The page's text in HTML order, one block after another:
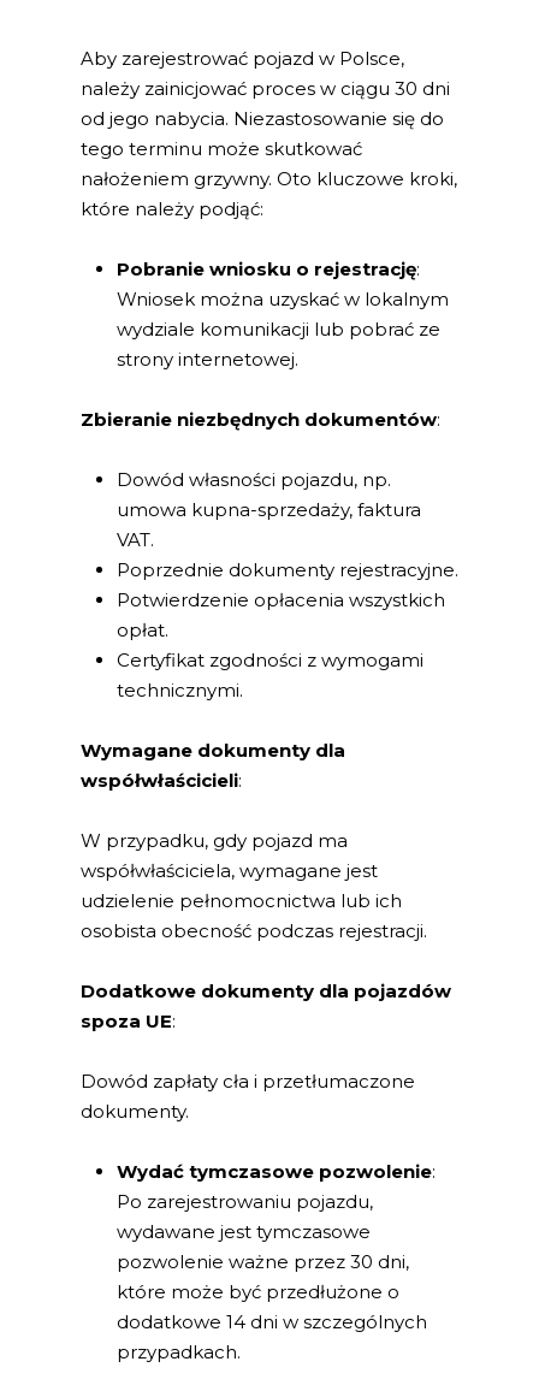
Aby zarejestrować pojazd w Polsce,
należy zainicjować proces w ciągu 30 dni
od jego nabycia. Niezastosowanie się do
tego terminu może skutkować
nałożeniem grzywny. Oto kluczowe kroki,
które należy podjąć:
Pobranie wniosku o rejestrację:
Wniosek można uzyskać w lokalnym
wydziale komunikacji lub pobrać ze
strony internetowej.
Zbieranie niezbędnych dokumentów:
Dowód własności pojazdu, np.
umowa kupna-sprzedaży, faktura
VAT.
Poprzednie dokumenty rejestracyjne.
Potwierdzenie opłacenia wszystkich
opłat.
Certyfikat zgodności z wymogami
technicznymi.
Wymagane dokumenty dla
współwłaścicieli:
W przypadku, gdy pojazd ma
współwłaściciela, wymagane jest
udzielenie pełnomocnictwa lub ich
osobista obecność podczas rejestracji.
Dodatkowe dokumenty dla pojazdów
spoza UE:
Dowód zapłaty cła i przetłumaczone
dokumenty.
Wydać tymczasowe pozwolenie:
Po zarejestrowaniu pojazdu,
wydawane jest tymczasowe
pozwolenie ważne przez 30 dni,
które może być przedłużone o
dodatkowe 14 dni w szczególnych
przypadkach.